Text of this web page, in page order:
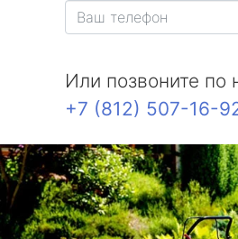
Или позвоните по
+7 (812) 507-16-